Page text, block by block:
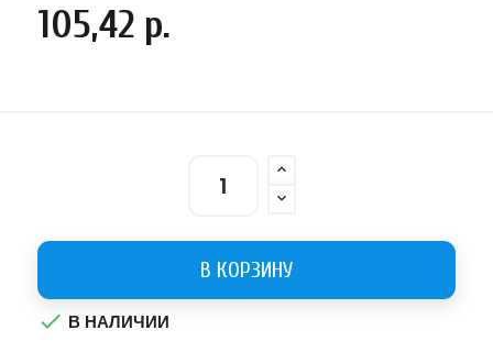
105,42 р.
В КОРЗИНУ
 В НАЛИЧИИ